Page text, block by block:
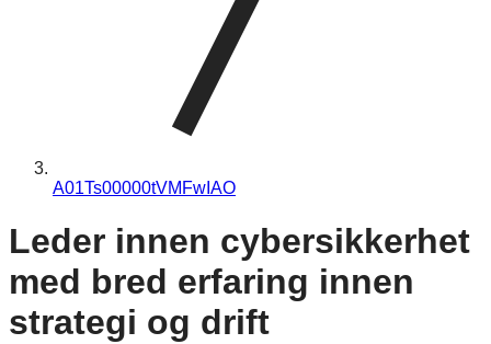
A01Ts00000tVMFwIAO
Leder innen cybersikkerhet
med bred erfaring innen
strategi og drift